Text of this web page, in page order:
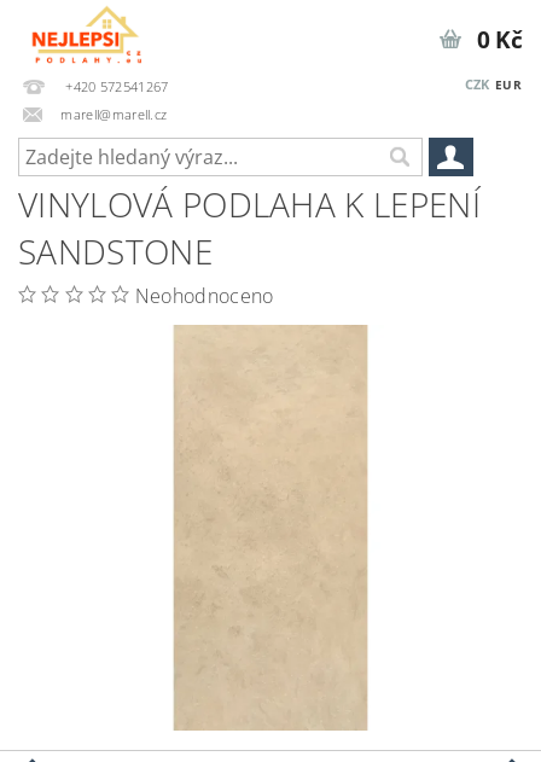
+420 572541267
marell@marell.cz
CZK EUR
0 Kč
VINYLOVÁ PODLAHA K LEPENÍ
SANDSTONE
Neohodnoceno